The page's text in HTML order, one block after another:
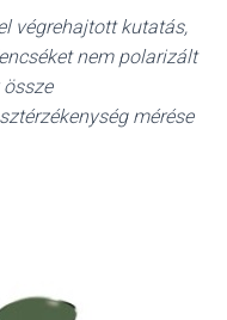
végrehajtott kutatás,
nem polarizált
mérése